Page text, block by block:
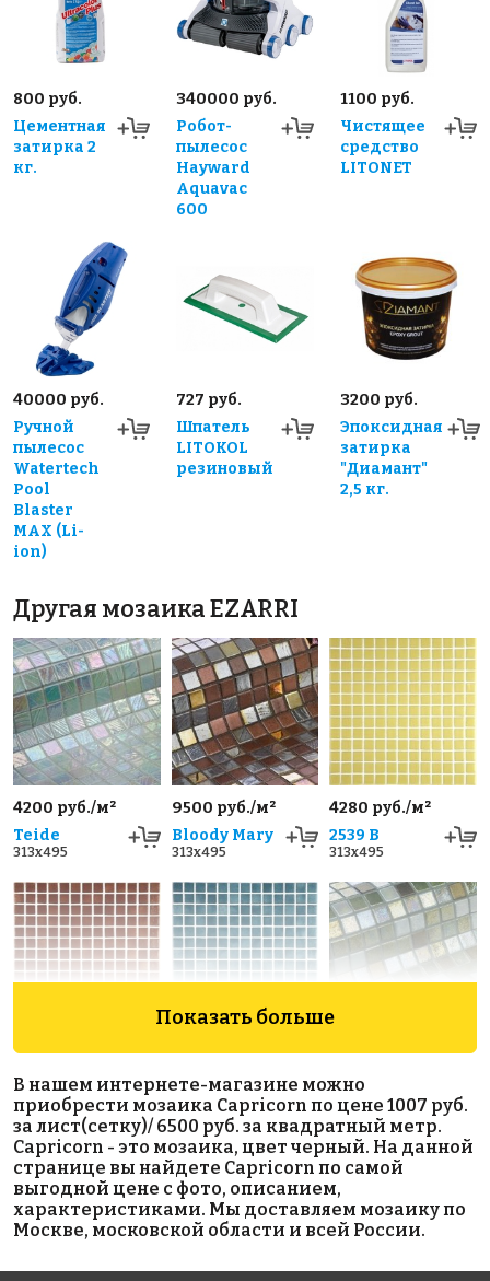
800 руб.
Цементная
затирка 2
кг.
340000 руб.
Робот-
пылесос
Hayward
Aquavac
600
1100 руб.
Чистящее
средство
LITONET
40000 руб.
Ручной
пылесос
Watertech
Pool
Blaster
MAX (Li-
ion)
727 руб.
Шпатель
LITOKOL
резиновый
3200 руб.
Эпоксидная
затирка
"Диамант"
2,5 кг.
Другая мозаика EZARRI
4200 руб./м²
Teide
313x495
9500 руб./м²
Bloody Mary
313x495
4280 руб./м²
2539 B
313x495
4280 руб./м²
2504 A
313x495
4280 руб./м²
2502 A
313x495
8800 руб./м²
Grasshopper
313x495
Показать больше
В нашем интернете-магазине можно
приобрести мозаика Capricorn по цене 1007 руб.
за лист(сетку)/ 6500 руб. за квадратный метр.
Capricorn - это мозаика, цвет черный. На данной
странице вы найдете Capricorn по самой
выгодной цене с фото, описанием,
характеристиками. Мы доставляем мозаику по
Москве, московской области и всей России.